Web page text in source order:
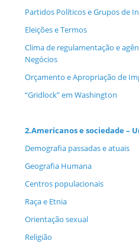
Partidos Políticos e Grupos de
Eleições e Termos
Clima de regulamentação e
Negócios
Orçamento e Apropriação de
“Gridlock” em Washington
2.Americanos e sociedade –
Demografia passadas e atuais
Geografia Humana
Centros populacionais
Raça e Etnia
Orientação sexual
Religião